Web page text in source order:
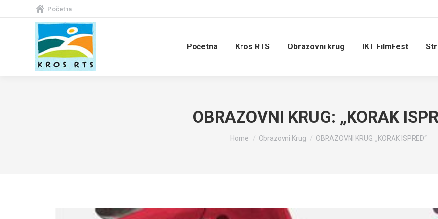
Početna
Početna Kros RTS Obrazovni krug IKT FilmFest
OBRAZOVNI KRUG: „KORAK
You are here:
Home Obrazovni Krug OBRAZOVNI KRUG: „KORAK ISPRED“